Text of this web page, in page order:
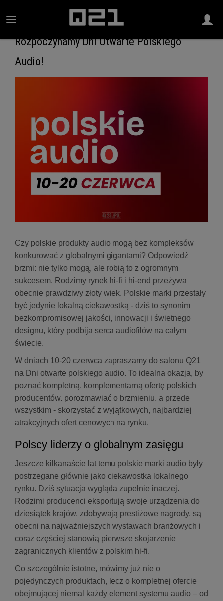
Rozpoczynamy Dni Otwarte Polskiego
Audio!
Czy polskie produkty audio mogą bez kompleksów
konkurować z globalnymi gigantami? Odpowiedź
brzmi: nie tylko mogą, ale robią to z ogromnym
sukcesem. Rodzimy rynek hi-fi i hi-end przeżywa
obecnie prawdziwy złoty wiek. Polskie marki przestały
być jedynie lokalną ciekawostką - dziś to synonim
bezkompromisowej jakości, innowacji i świetnego
designu, który podbija serca audiofilów na całym
świecie.
W dniach 10-20 czerwca zapraszamy do salonu Q21
na Dni otwarte polskiego audio. To idealna okazja, by
poznać kompletną, komplementarną ofertę polskich
producentów, porozmawiać o brzmieniu, a przede
wszystkim - skorzystać z wyjątkowych, najbardziej
atrakcyjnych ofert cenowych na rynku.
Polscy liderzy o globalnym zasięgu
Jeszcze kilkanaście lat temu polskie marki audio były
postrzegane głównie jako ciekawostka lokalnego
rynku. Dziś sytuacja wygląda zupełnie inaczej.
Rodzimi producenci eksportują swoje urządzenia do
dziesiątek krajów, zdobywają prestiżowe nagrody, są
obecni na najważniejszych wystawach branżowych i
coraz częściej stanowią pierwsze skojarzenie
zagranicznych klientów z polskim hi-fi.
Co szczególnie istotne, mówimy już nie o
pojedynczych produktach, lecz o kompletnej ofercie
obejmującej niemal każdy element systemu audio – od